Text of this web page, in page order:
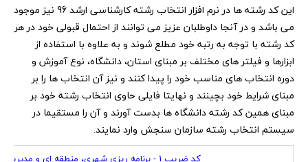
‏این کد رشته ها در نرم افزار انتخاب رشته کارشناسی ارشد 96 نیز موجود
می باشد و در آنجا داوطلبان عزیز می توانند از احتمال قبولی خود در هر
کد رشته با توجه به رتبه خود مطلع شوند و به علاوه با استفاده از
ابزارها و فیلتر های مختلف بر مبنای استان، دانشگاه، نوع آموزش و
دوره انتخاب های مناسب خود را پیدا کنند و نیز آن انتخاب ها را بر
مبنای شرایط خود بچینند و نهایتا فایلی حاوی انتخاب رشته خود بر
مبنای همین کد رشته دانشگاه ها بدست آورند و آن را مستقیما در
سیستم انتخاب رشته سازمان سنجش وارد نمایند.
کد ضریب 1 - برنامه ریزی شهری، منطقه ای و مدیریت شهری